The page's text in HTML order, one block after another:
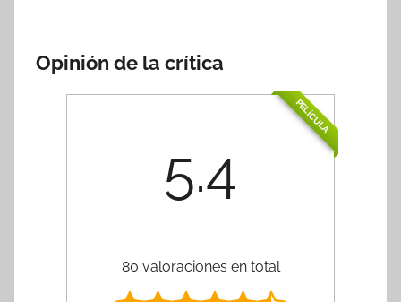
Opinión de la crítica
PELÍCULA
5.4
80 valoraciones en total